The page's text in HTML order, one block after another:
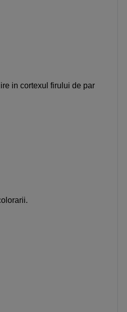
in cortexul firului de par